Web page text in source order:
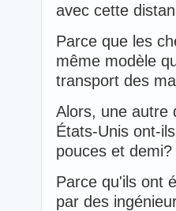
avec cette
Parce que les
même modèle
transport des
Alors, une autre
États-Unis ont-
pouces et demi?
Parce qu'ils ont
par des